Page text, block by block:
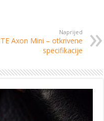
Naprijed
Axon Mini – otkrivene
specifikacije